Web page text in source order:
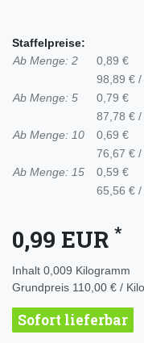
Staffelpreise:
Ab Menge: 2
0,89 €
98,89 € /
Ab Menge: 5
0,79 €
87,78 € /
Ab Menge: 10
0,69 €
76,67 € /
Ab Menge: 15
0,59 €
65,56 € /
0,99 EUR *
Inhalt 0,009 Kilogramm
Grundpreis 110,00 € /
Sofort lieferbar